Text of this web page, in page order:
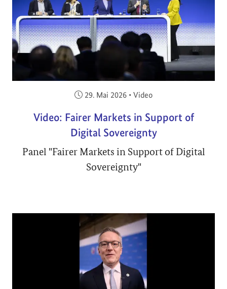
Veröffentlicht am:
29. Mai 2026 • Video
Video: Fairer Markets in Support of
Digital Sovereignty
Panel "Fairer Markets in Support of Digital
Sovereignty"